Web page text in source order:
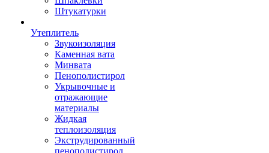
Штукатурки
Утеплитель
Звукоизоляция
Каменная вата
Минвата
Пенополистирол
Укрывочные и
отражающие
материалы
Жидкая
теплоизоляция
Экструдированный